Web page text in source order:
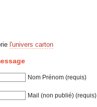
l'univers carton
Nom Prénom (requis)
Mail (non publié) (requis)